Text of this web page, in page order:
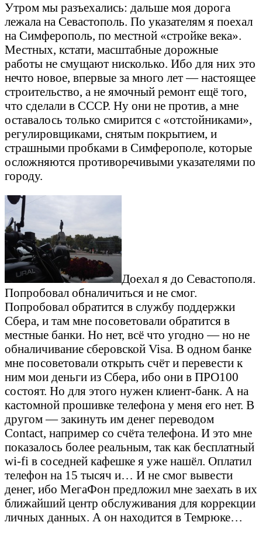
Утром мы разъехались: дальше моя дорога
лежала на Севастополь. По указателям я поехал
на Симферополь, по местной «стройке века».
Местных, кстати, масштабные дорожные
работы не смущают нисколько. Ибо для них это
нечто новое, впервые за много лет — настоящее
строительство, а не ямочный ремонт ещё того,
что сделали в СССР. Ну они не против, а мне
оставалось только смирится с «отстойниками»,
регулировщиками, снятым покрытием, и
страшными пробками в Симферополе, которые
осложняются противоречивыми указателями по
городу.
Доехал я до Севастополя.
Попробовал обналичиться и не смог.
Попробовал обратится в службу поддержки
Сбера, и там мне посоветовали обратится в
местные банки. Но нет, всё что угодно — но не
обналичивание сберовской Visa. В одном банке
мне посоветовали открыть счёт и перевести к
ним мои деньги из Сбера, ибо они в ПРО100
состоят. Но для этого нужен клиент-банк. А на
кастомной прошивке телефона у меня его нет. В
другом — закинуть им денег переводом
Contact, например со счёта телефона. И это мне
показалось более реальным, так как бесплатный
wi-fi в соседней кафешке я уже нашёл. Оплатил
телефон на 15 тысяч и… И не смог вывести
денег, ибо МегаФон предложил мне заехать в их
ближайший центр обслуживания для коррекции
личных данных. А он находится в Темрюке…